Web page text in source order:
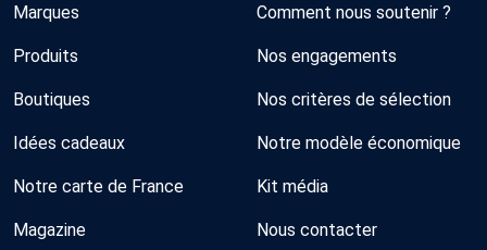
Marques
Produits
Boutiques
Idées cadeaux
Notre carte de France
Magazine
Comment nous soutenir ?
Nos engagements
Nos critères de sélection
Notre modèle économique
Kit média
Nous contacter